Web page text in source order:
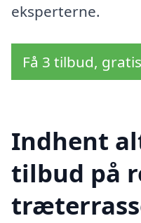
eksperterne.
Få 3 tilbud,
Indhent
tilbud på